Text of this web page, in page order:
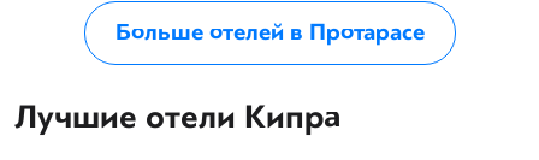
Больше отелей в Протарасе
Лучшие отели Кипра